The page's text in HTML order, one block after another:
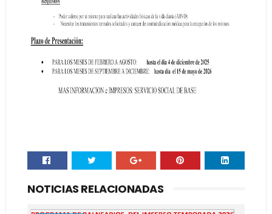
NOTICIAS RELACIONADAS